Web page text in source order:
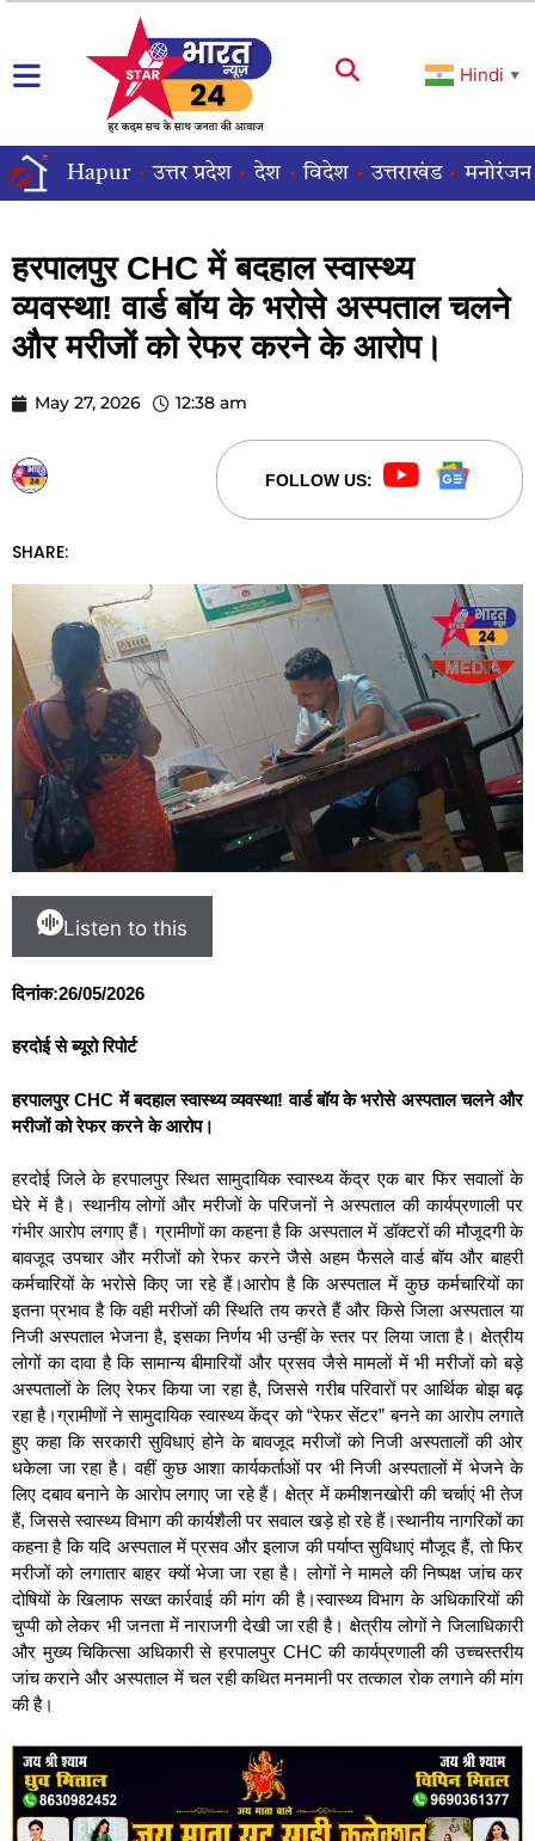
Hindi ▼
Hapur उत्तर प्रदेश देश विदेश उत्तराखंड मनोरंजन
हरपालपुर CHC में बदहाल स्वास्थ्य
व्यवस्था! वार्ड बॉय के भरोसे अस्पताल चलने
और मरीजों को रेफर करने के आरोप।
May 27, 2026 12:38 am
STARBHARATNEWS24 FOLLOW US:
SHARE:
Listen to this
दिनांक:26/05/2026
हरदोई से ब्यूरो रिपोर्ट
हरपालपुर CHC में बदहाल स्वास्थ्य व्यवस्था! वार्ड बॉय के भरोसे अस्पताल चलने और
मरीजों को रेफर करने के आरोप।
हरदोई जिले के हरपालपुर स्थित सामुदायिक स्वास्थ्य केंद्र एक बार फिर सवालों के
घेरे में है। स्थानीय लोगों और मरीजों के परिजनों ने अस्पताल की कार्यप्रणाली पर
गंभीर आरोप लगाए हैं। ग्रामीणों का कहना है कि अस्पताल में डॉक्टरों की मौजूदगी के
बावजूद उपचार और मरीजों को रेफर करने जैसे अहम फैसले वार्ड बॉय और बाहरी
कर्मचारियों के भरोसे किए जा रहे हैं।आरोप है कि अस्पताल में कुछ कर्मचारियों का
इतना प्रभाव है कि वही मरीजों की स्थिति तय करते हैं और किसे जिला अस्पताल या
निजी अस्पताल भेजना है, इसका निर्णय भी उन्हीं के स्तर पर लिया जाता है। क्षेत्रीय
लोगों का दावा है कि सामान्य बीमारियों और प्रसव जैसे मामलों में भी मरीजों को बड़े
अस्पतालों के लिए रेफर किया जा रहा है, जिससे गरीब परिवारों पर आर्थिक बोझ बढ़
रहा है।ग्रामीणों ने सामुदायिक स्वास्थ्य केंद्र को “रेफर सेंटर” बनने का आरोप लगाते
हुए कहा कि सरकारी सुविधाएं होने के बावजूद मरीजों को निजी अस्पतालों की ओर
धकेला जा रहा है। वहीं कुछ आशा कार्यकर्ताओं पर भी निजी अस्पतालों में भेजने के
लिए दबाव बनाने के आरोप लगाए जा रहे हैं। क्षेत्र में कमीशनखोरी की चर्चाएं भी तेज
हैं, जिससे स्वास्थ्य विभाग की कार्यशैली पर सवाल खड़े हो रहे हैं।स्थानीय नागरिकों का
कहना है कि यदि अस्पताल में प्रसव और इलाज की पर्याप्त सुविधाएं मौजूद हैं, तो फिर
मरीजों को लगातार बाहर क्यों भेजा जा रहा है। लोगों ने मामले की निष्पक्ष जांच कर
दोषियों के खिलाफ सख्त कार्रवाई की मांग की है।स्वास्थ्य विभाग के अधिकारियों की
चुप्पी को लेकर भी जनता में नाराजगी देखी जा रही है। क्षेत्रीय लोगों ने जिलाधिकारी
और मुख्य चिकित्सा अधिकारी से हरपालपुर CHC की कार्यप्रणाली की उच्चस्तरीय
जांच कराने और अस्पताल में चल रही कथित मनमानी पर तत्काल रोक लगाने की मांग
की है।